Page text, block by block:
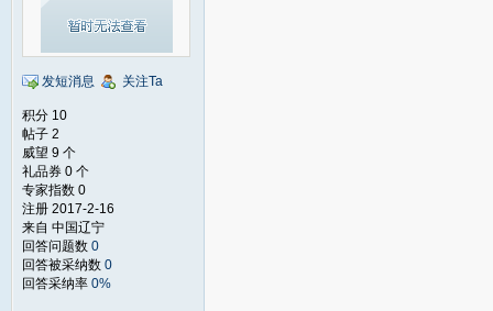
发短消息 关注Ta
积分 10
帖子 2
威望 9 个
礼品券 0 个
专家指数 0
注册 2017-2-16
来自 中国辽宁
回答问题数 0
回答被采纳数 0
回答采纳率 0%